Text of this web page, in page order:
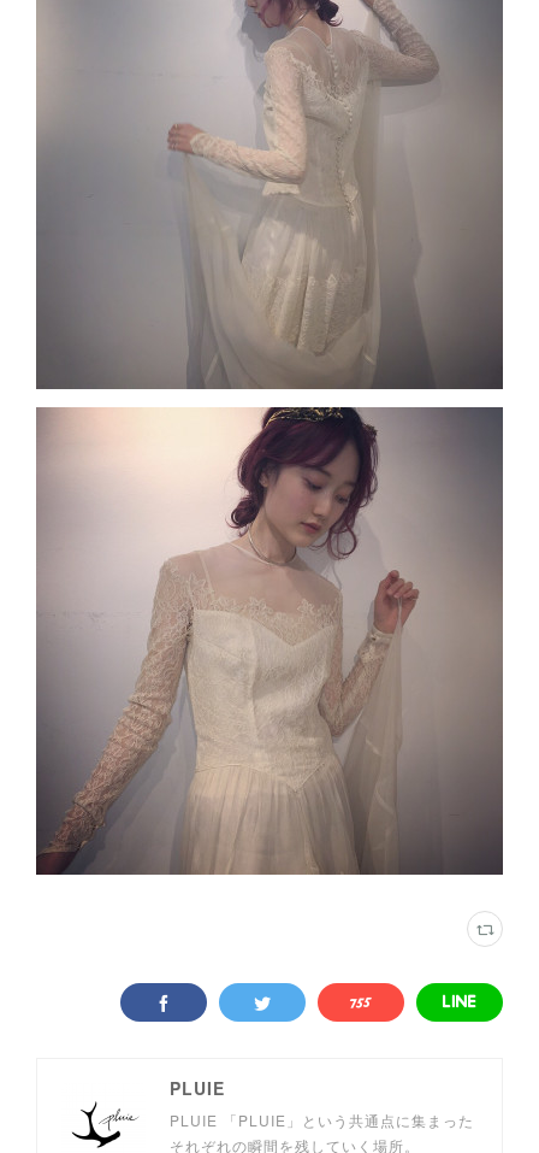
PLUIE
PLUIE 「PLUIE」という共通点に集まった
それぞれの瞬間を残していく場所。